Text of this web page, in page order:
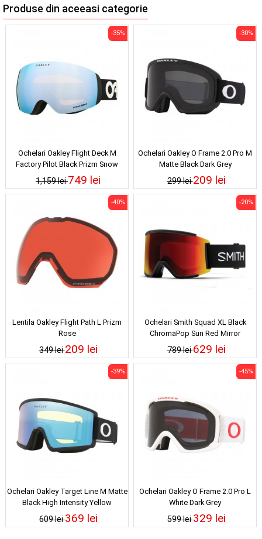
Produse din aceeasi categorie
Ochelari Oakley Flight Deck M
Factory Pilot Black Prizm Snow
Sapphire Iridium
1,159 lei
-35%
749 lei
Ochelari Oakley O Frame 2.0 Pro M
Matte Black Dark Grey
299 lei
-30%
209 lei
Lentila Oakley Flight Path L Prizm
Rose
349 lei
-40%
209 lei
Ochelari Smith Squad XL Black
ChromaPop Sun Red Mirror
789 lei
-20%
629 lei
Ochelari Oakley Target Line M Matte
Black High Intensity Yellow
609 lei
-39%
369 lei
Ochelari Oakley O Frame 2.0 Pro L
White Dark Grey
599 lei
-45%
329 lei